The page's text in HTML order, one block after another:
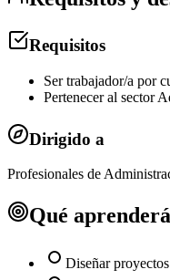
Requisitos
Ser trabajador/a por
Pertenecer al sector
Dirigido a
Profesionales de
Qué
Diseñar